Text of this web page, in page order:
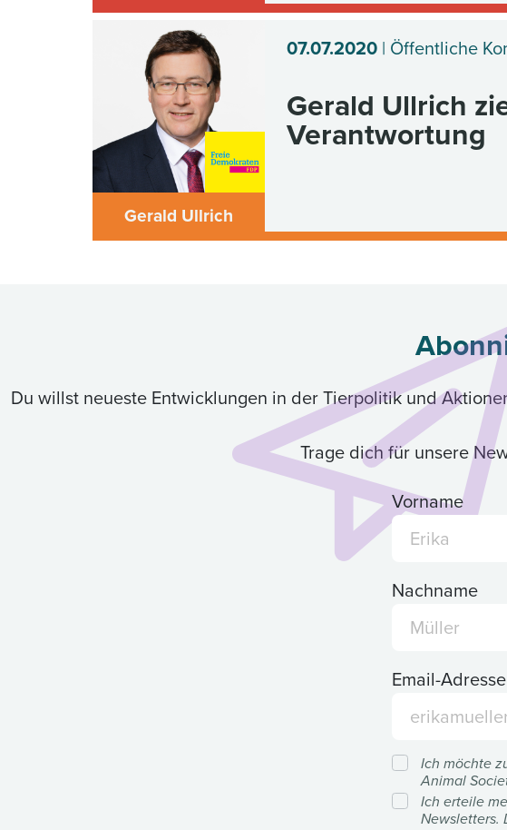
Gerald Ullrich
07.07.2020 | Öffentliche
Gerald Ullrich
Verantwortung
Du willst neueste Entwicklungen in der Tierpolitik und
Trage dich für unsere
Vorname
Nachname
Email-Adresse
Ich möchte
Animal
Ich erteile
Newsletters.